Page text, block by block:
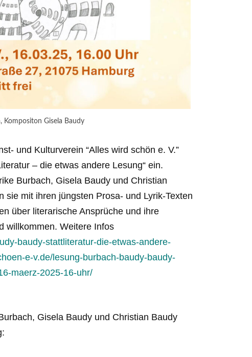
Kompositon Gisela Baudy
und Kulturverein “Alles wird schön e. V.”
– die etwas andere Lesung“ ein.
Burbach, Gisela Baudy und Christian
mit ihren jüngsten Prosa- und Lyrik-Texten
über literarische Ansprüche und ihre
willkommen. Weitere Infos
baudy-stattliteratur-die-etwas-andere-
e-v.de/lesung-burbach-baudy-baudy-
maerz-2025-16-uhr/
Gisela Baudy und Christian Baudy